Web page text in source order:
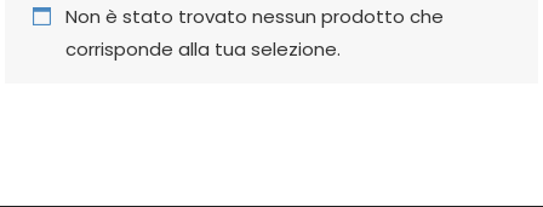
Non è stato trovato nessun prodotto che
corrisponde alla tua selezione.